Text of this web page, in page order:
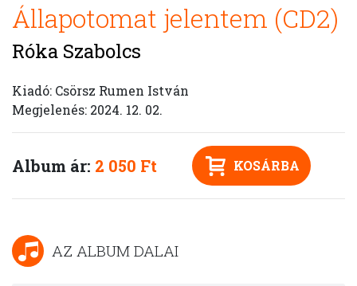
Állapotomat jelentem (CD2)
Róka Szabolcs
Kiadó: Csörsz Rumen István
Megjelenés: 2024. 12. 02.
Album ár: 2 050 Ft KOSÁRBA
AZ ALBUM DALAI